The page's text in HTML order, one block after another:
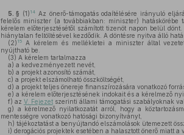
5. § (1) 14Az önerő-támogatás odaítélésére irányuló
felelős miniszter (a továbbiakban: miniszter)
kérelem előterjesztésétől számított tizenöt napon belül
hiánytalan feltöltésével kezdődik. A döntésre nyitva álló
(2) 15A kérelem és mellékletei a miniszter által
nyújtható be.
(3) A kérelem tartalmazza
a) a kedvezményezett nevét,
b) a projekt azonosító számát,
c) a projekt elszámolható összköltségét,
d) a projekt teljes önereje finanszírozására vonatkozó
e) a kérelem előterjesztésének indokait és a kérelmező
f) az V. Fejezetszerinti állami támogatási szabályoknak
g) a kérelmező nyilatkozatát arról, hogy a
mentességre vonatkozó hatósági bizonyítványt,
h) tájékoztatást a benyújtandó elszámolások ütemezett
i) derogációs projektek esetében a halasztott önerő miatt a